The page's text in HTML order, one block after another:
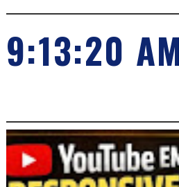
9:13:21 AM